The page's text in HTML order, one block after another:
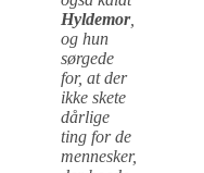
Hyldemor,
og hun
sørgede
for, at der
ikke skete
dårlige
ting for de
mennesker,